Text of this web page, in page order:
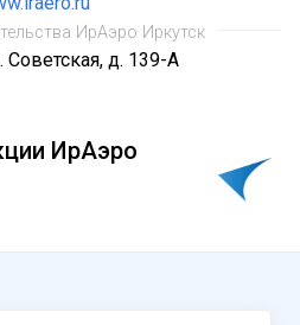
ИрАэро Иркутск
Советская, д. 139-А
ИрАэро